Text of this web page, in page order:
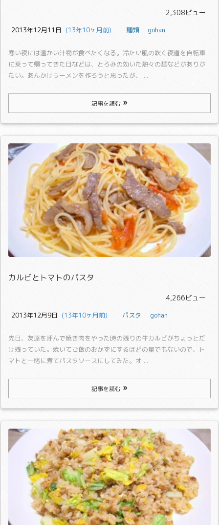
2,308ビュー
2013年12月11日
  (13年10ヶ月前)
麺類 gohan
寒い夜には温かい汁物が食べたくなる。 冷たい風の吹く夜道を自転車
に乗って帰ってきた日などは、とろみの効いた熱々の麺などがありが
たい。 あんかけラーメンを作ろうと思ったが、 ...
記事を読む
カルビとトマトのパスタ
4,266ビュー
2013年12月9日
  (13年10ヶ月前)
パスタ gohan
先日、友達を呼んで焼き肉をやった時の残りの牛カルビがちょっとだ
け残っていた。 焼いてご飯のおかずにするほどの量でもないので、ト
マトと一緒に煮てパスタソースにしてみた。 オ ...
記事を読む